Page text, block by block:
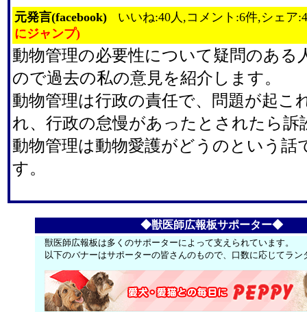
元発言(facebook)
いいね:40人,コメント:6件,シェア
にジャンプ)
動物管理の必要性について疑問のある
ので過去の私の意見を紹介します。
動物管理は行政の責任で、問題が起こ
れ、行政の怠慢があったとされたら訴
動物管理は動物愛護がどうのという話
す。
◆獣医師広報板サポーター◆
獣医師広報板は多くのサポーターによって支えられています。
以下のバナーはサポーターの皆さんのもので、口数に応じてラ